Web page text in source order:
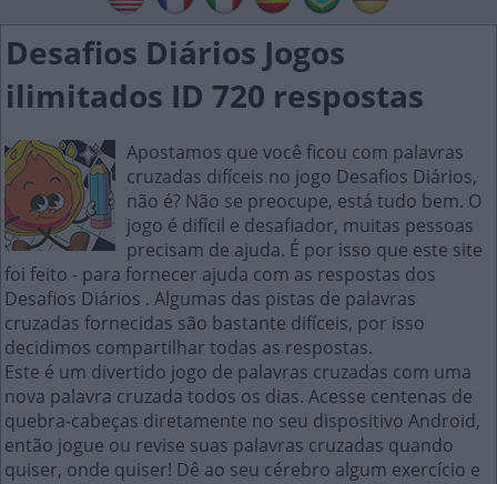
Desafios Diários Jogos
ilimitados ID 720 respostas
Apostamos que você ficou com palavras
cruzadas difíceis no jogo Desafios Diários,
não é? Não se preocupe, está tudo bem. O
jogo é difícil e desafiador, muitas pessoas
precisam de ajuda. É por isso que este site
foi feito - para fornecer ajuda com as respostas dos
Desafios Diários . Algumas das pistas de palavras
cruzadas fornecidas são bastante difíceis, por isso
decidimos compartilhar todas as respostas.
Este é um divertido jogo de palavras cruzadas com uma
nova palavra cruzada todos os dias. Acesse centenas de
quebra-cabeças diretamente no seu dispositivo Android,
então jogue ou revise suas palavras cruzadas quando
quiser, onde quiser! Dê ao seu cérebro algum exercício e